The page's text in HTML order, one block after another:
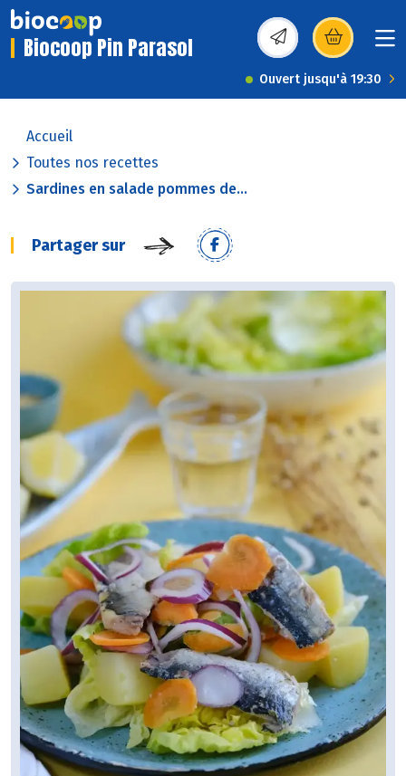
Biocoop Pin Parasol (s’ouvre dans une
Ouvert jusqu'à 19:30
Accueil
Toutes nos recettes
Sardines en salade pommes de...
Partager sur